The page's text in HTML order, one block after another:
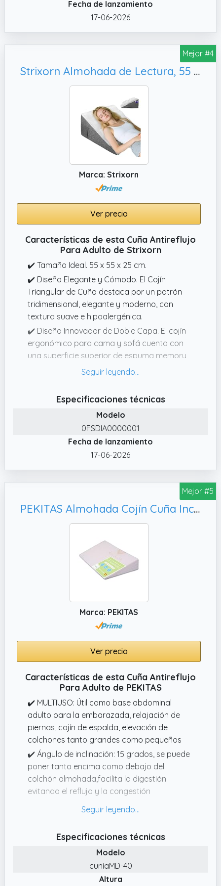
un TACTO AGRADABLE. Además, es
desenfundable y lavable.Sus medidas son
60x50x20 Cm y tiene un peso de 1,4 Kg.
✔️ MEJORA LA CIRCULACIÓN: Este taco de
elevación para cama puede ser utilizado en
las extremidades inferiores para facilitar el
retorno venoso a las PIERNAS y contribuir a
mejorar la circulación.
Fecha de lanzamiento
17-06-2026
Mejor #4
Strixorn Almohada de Lectura, 55 x 55 x 25 cm
Marca: Strixorn
Ver precio
Características de esta Cuña Antireflujo
Para Adulto de Strixorn
✔️ Tamaño Ideal. 55 x 55 x 25 cm.
✔️ Diseño Elegante y Cómodo. El Cojín
Triangular de Cuña destaca por un patrón
tridimensional, elegante y moderno, con
textura suave e hipoalergénica.
✔️ Diseño Innovador de Doble Capa. El cojín
ergonómico para cama y sofá cuenta con
una superficie superior de espuma memory
refrescante para máximo confort, y una
✔️ Funda Transpirable y Extraíble. La Cuña
Antireflujo funda exterior tejida en tela
transpirable y la funda interior acolchada
protegen el núcleo garantizando ventilación
✔️ Alivio Multifuncional para la Salud.
Almohada de Lectura Diseñado para elevar
Especificaciones técnicas
Modelo
0FSDIA0000001
Fecha de lanzamiento
17-06-2026
Mejor #5
PEKITAS Almohada Cojín Cuña Inclinada Antireflujo Funda Lavable AloeVera Fabricado En España Uso Adulto (40 cm Ancho - 15° Inclinación) Altura 6 cm
Marca: PEKITAS
Ver precio
Características de esta Cuña Antireflujo
Para Adulto de PEKITAS
✔️ MULTIUSO: Útil como base abdominal
adulto para la embarazada, relajación de
piernas, cojín de espalda, elevación de
colchones tanto grandes como pequeños
✔️ Ángulo de inclinación: 15 grados, se puede
poner tanto encima como debajo del
colchón almohada,facilita la digestión
evitando el reflujo y la congestión
recomendamos para ponerlo debajo de la
15 grados
✔️ Interior:Espuma de dureza 20, libre de
químicos ignífugos y retardantes, es una
dureza suave y firme, para levantamiento de
Especificaciones técnicas
Modelo
cuniaMD-40
Altura